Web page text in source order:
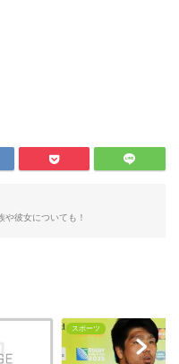
や彼女についても！
スポーツ